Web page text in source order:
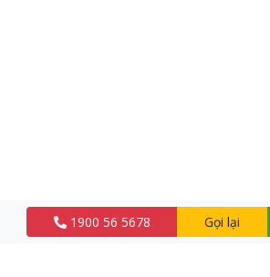
1900 56 5678 Gọi lại